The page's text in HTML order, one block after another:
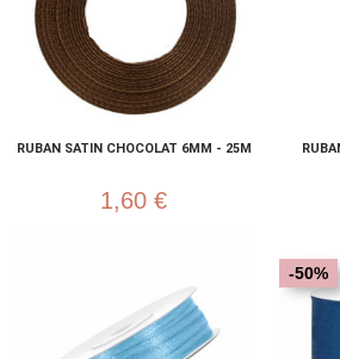
RUBAN SATIN CHOCOLAT 6MM - 25M
1,60 €
-50%